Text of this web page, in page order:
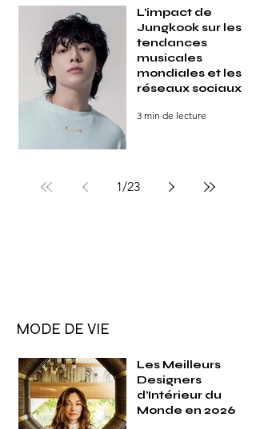
L’impact de
Jungkook sur les
tendances
musicales
mondiales et les
réseaux sociaux
3 min de lecture
1/23
MODE DE VIE
Les Meilleurs
Designers
d’Intérieur du
Monde en 2026